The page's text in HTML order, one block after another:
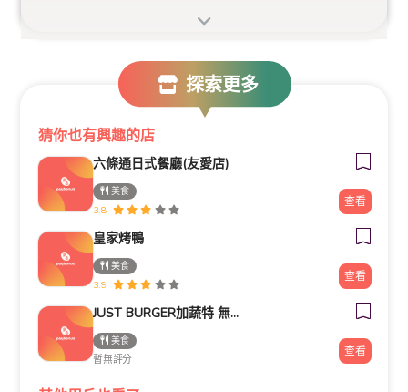
嘉義市西區中興路221號
專線預訂：05-2910181
讓年菜不再只是儀式
今年把時間留給對話與笑容
探索更多
猜你也有興趣的店
六條通日式餐廳(友愛店)
美食
3.8
查看
皇家烤鴨
美食
3.9
查看
JUST BURGER加蔬特 無肉蔬食漢堡
美食
暫無評分
查看